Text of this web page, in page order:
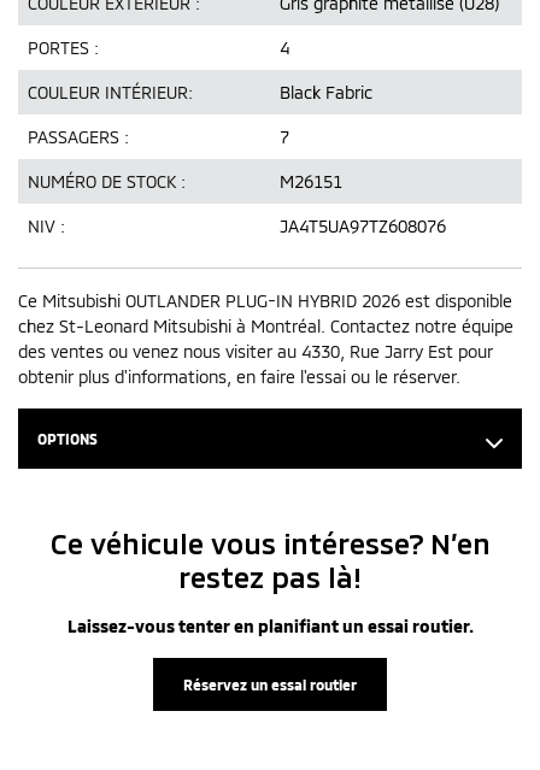
PORTES : 4
COULEUR INTÉRIEUR: Black Fabric
PASSAGERS : 7
NUMÉRO DE STOCK : M26151
NIV : JA4T5UA97TZ608076
Ce Mitsubishi OUTLANDER PLUG-IN HYBRID 2026 est disponible
chez St-Leonard Mitsubishi à Montréal. Contactez notre équipe
des ventes ou venez nous visiter au 4330, Rue Jarry Est pour
obtenir plus d'informations, en faire l'essai ou le réserver.
OPTIONS
Ce véhicule vous intéresse? N’en
restez pas là!
Laissez-vous tenter en planifiant un essai routier.
Réservez un essai routier